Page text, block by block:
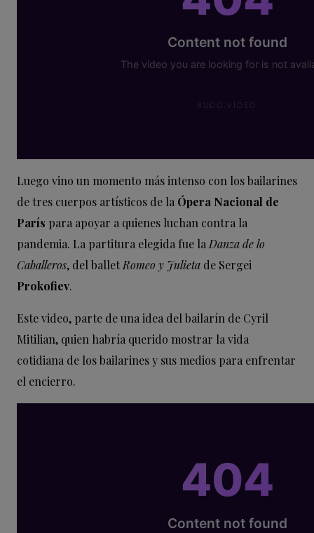
Luego vino un momento más intenso con los bailarines
de tres cuerpos artísticos de la Ópera Nacional de
París para apoyar a quienes luchan contra la
pandemia. La partitura elegida fue la Danza de lo
Caballeros, del ballet Romeo y Julieta de Sergei
Prokofiev.
Este video, parte de una idea del bailarín de Cyril
Mitilian, quien habría querido mostrar la vida
cotidiana de los bailarines y sus medios para enfrentar
el encierro.